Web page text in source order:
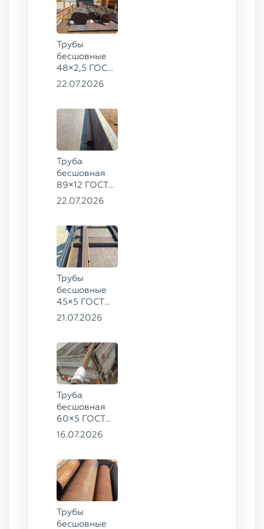
Трубы
бесшовные
48×2,5 ГОСТ
8734-75, ст.
22.07.2026
Труба
бесшовная
89×12 ГОСТ
8732-78, ст.
22.07.2026
Трубы
бесшовные
45×5 ГОСТ
8734-75, ст.
21.07.2026
Труба
бесшовная
60×5 ГОСТ
8732-78, ст.
16.07.2026
Трубы
бесшовные